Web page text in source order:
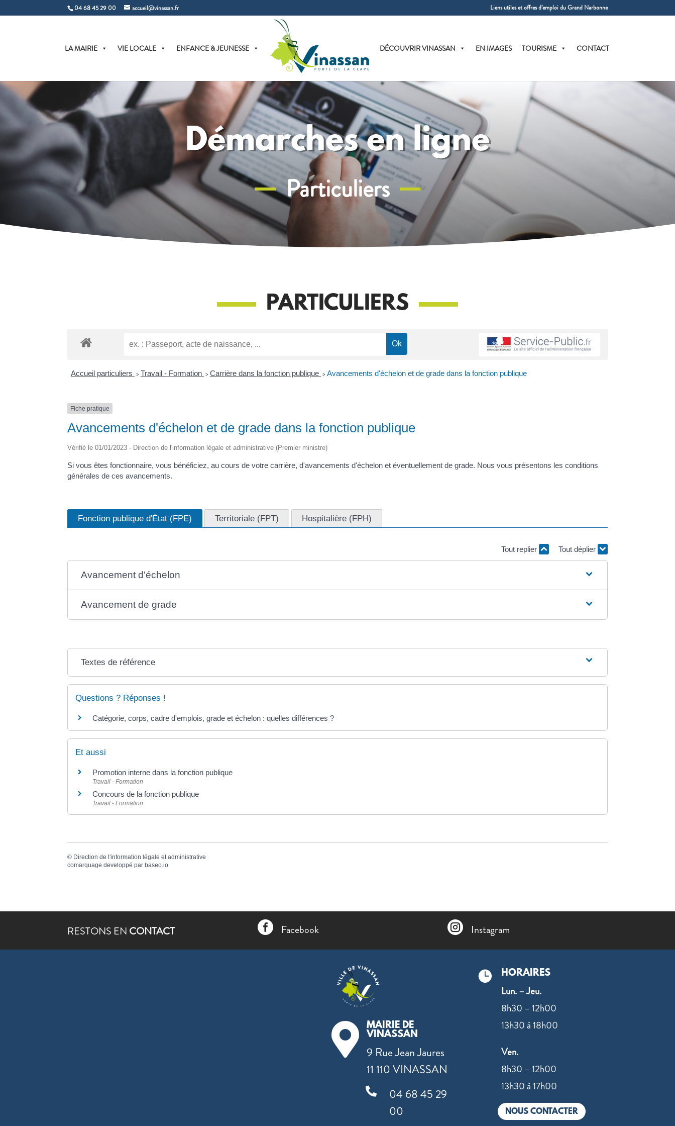
04 68 45 29 00 accueil@vinassan.fr Liens utiles et offres d’emploi du Grand Narbonne
LA MAIRIE VIE LOCALE ENFANCE & JEUNESSE DÉCOUVRIR VINASSAN EN IMAGES TOURISME CONTACT
Démarches en ligne
Particuliers
PARTICULIERS
Accueil particuliers > Travail - Formation > Carrière dans la fonction publique > Avancements d'échelon et de grade dans la fonction publique
Fiche pratique
Avancements d'échelon et de grade dans la fonction publique
Vérifié le 01/01/2023 - Direction de l'information légale et administrative (Premier ministre)
Si vous êtes fonctionnaire, vous bénéficiez, au cours de votre carrière, d'avancements d'échelon et éventuellement de grade. Nous vous présentons les conditions
générales de ces avancements.
Fonction publique d'État (FPE) Territoriale (FPT) Hospitalière (FPH)
Tout replier Tout déplier
Avancement d'échelon
Avancement de grade
Textes de référence
Questions ? Réponses !
Catégorie, corps, cadre d'emplois, grade et échelon : quelles différences ?
Et aussi
Promotion interne dans la fonction publique
Travail - Formation
Concours de la fonction publique
Travail - Formation
© Direction de l'information légale et administrative
comarquage developpé par baseo.io
RESTONS EN CONTACT  Facebook  Instagram

MAIRIE DE
VINASSAN
9 Rue Jean Jaures
11 110 VINASSAN

04 68 45 29
00
 HORAIRES
Lun. – Jeu.
8h30 – 12h00
13h30 à 18h00
Ven.
8h30 – 12h00
13h30 à 17h00
NOUS CONTACTER